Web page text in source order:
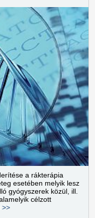
a rákterápia
esetében melyik lesz
gyógyszerek közül, ill.
célzott
>>